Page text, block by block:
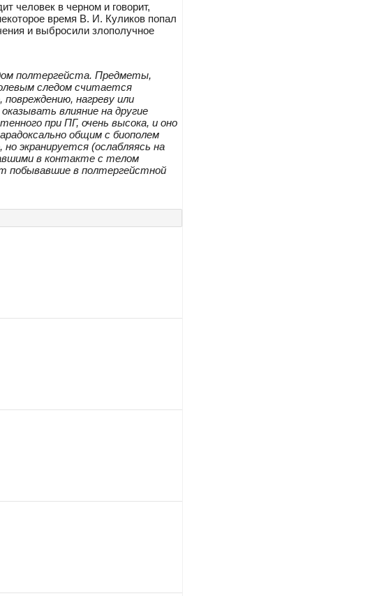
человек в черном и говорит,
время В. И. Куликов попал
и выбросили злополучное
полтергейста. Предметы,
следом считается
нагреву или
влияние на другие
при ПГ, очень высока, и оно
общим с биополем
экранируется (ослабляясь на
в контакте с телом
побывавшие в полтергейстной